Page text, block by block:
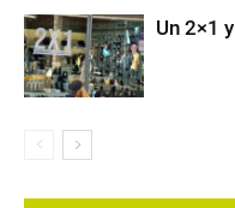
Un 2×1